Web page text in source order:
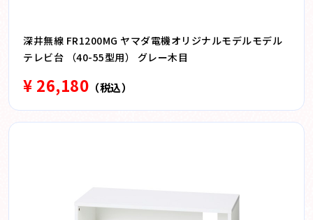
深井無線 FR1200MG ヤマダ電機オリジナルモデルモデル
テレビ台 （40-55型用） グレー木目
¥ 26,180 （税込）